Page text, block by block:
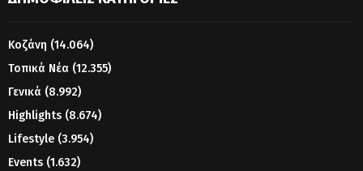
Κοζάνη (14.064)
Τοπικά Νέα (12.355)
Γενικά (8.992)
Highlights (8.674)
Lifestyle (3.954)
Events (1.632)